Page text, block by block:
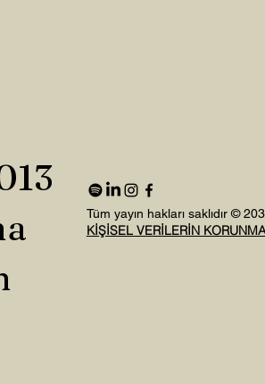
Tüm yayın hakları saklıdır ©
KİŞİSEL VERİLERİN